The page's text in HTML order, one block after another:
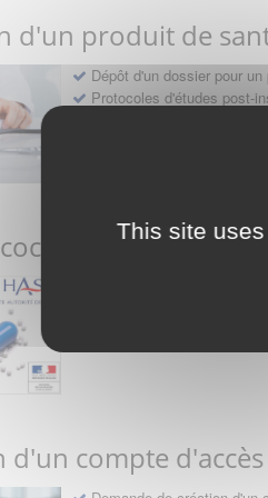
This site
d'un produit de
Dépôt d'un dossier pour
Protocoles d'études post-
médicaments
Sollicitation RDV pré-
Déposer une demande
d'un compte d'accès